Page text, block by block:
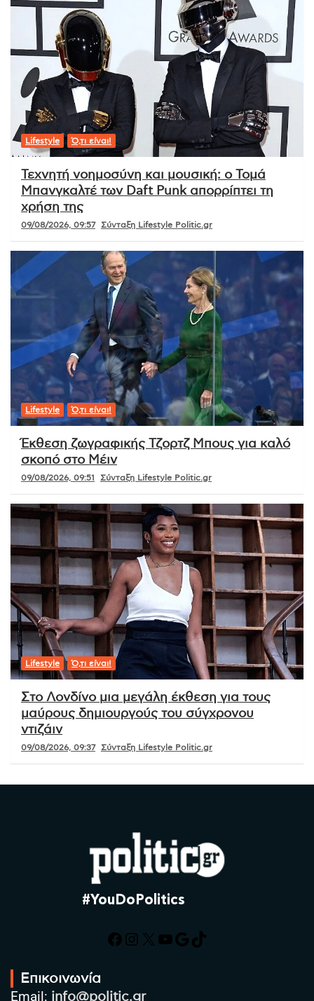
Lifestyle Ό,τι είναι!
Τεχνητή νοημοσύνη και μουσική: ο Τομά
Μπανγκαλτέ των Daft Punk απορρίπτει τη
χρήση της
09/08/2026, 09:57 Σύνταξη Lifestyle Politic.gr
Lifestyle Ό,τι είναι!
Έκθεση ζωγραφικής Τζορτζ Μπους για καλό
σκοπό στο Μέιν
09/08/2026, 09:51 Σύνταξη Lifestyle Politic.gr
Lifestyle Ό,τι είναι!
Στο Λονδίνο μια μεγάλη έκθεση για τους
μαύρους δημιουργούς του σύγχρονου
ντιζάιν
09/08/2026, 09:37 Σύνταξη Lifestyle Politic.gr
#YouDoPolitics
Facebook
Instagram
X YouTube
Google
TikTok
Επικοινωνία
Email: info@politic.gr